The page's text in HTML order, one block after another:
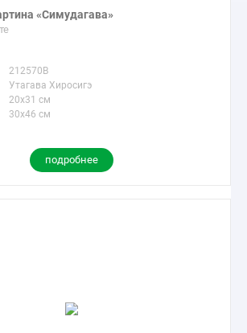
«Симудагава»
212570B
Утагава Хиросигэ
20x31 см
30x46 см
подробнее